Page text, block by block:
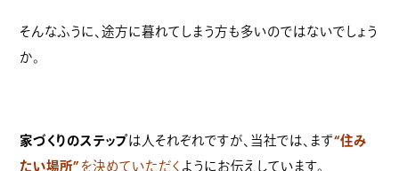
そんなふうに、途方に暮れてしまう方も多いのではないでしょう
か。
家づくりのステップは人それぞれですが、当社では、まず“住み
たい場所” を決めていただく ようにお伝えしています。